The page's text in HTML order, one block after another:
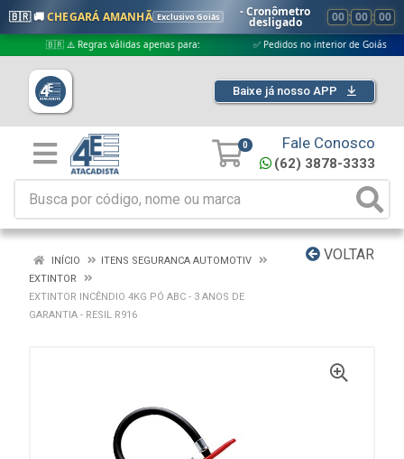
🇧🇷 🚚CHEGARÁ AMANHÃ Exclusivo Goiás - Cronômetro
desligado 00 : 00 : 00
🇧🇷 ⚠️ Regras válidas apenas para: ✅ Pedidos no interior de Goiás
Baixe já nosso APP
0 Fale Conosco
(62) 3878-3333
VOLTAR
INÍCIO
ITENS SEGURANCA AUTOMOTIV
EXTINTOR
EXTINTOR INCÊNDIO 4KG PÓ ABC - 3 ANOS DE
GARANTIA - RESIL R916